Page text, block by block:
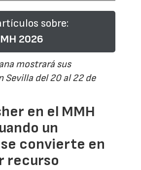
sobre:
2026
mostrará sus
Sevilla del 20 al 22 de
en el MMH
un
convierte en
recurso